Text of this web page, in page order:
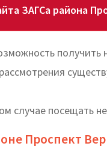
ЗАГСа района
случае посещать
Проспект